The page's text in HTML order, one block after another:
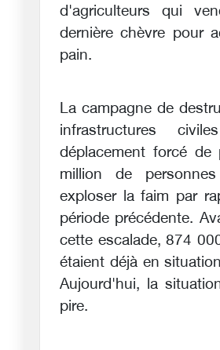
d'agriculteurs qui
dernière chèvre pour
pain.
La campagne de
infrastructures
déplacement forcé de
million de
exploser la faim par
période précédente.
cette escalade, 874
étaient déjà en
Aujourd'hui, la
pire.